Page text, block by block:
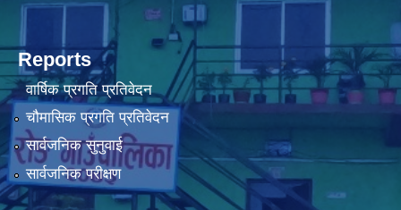
Reports
वार्षिक प्रगति प्रतिवेदन
चौमासिक प्रगति प्रतिवेदन
सार्वजनिक सुनुवाई
सार्वजनिक परीक्षण